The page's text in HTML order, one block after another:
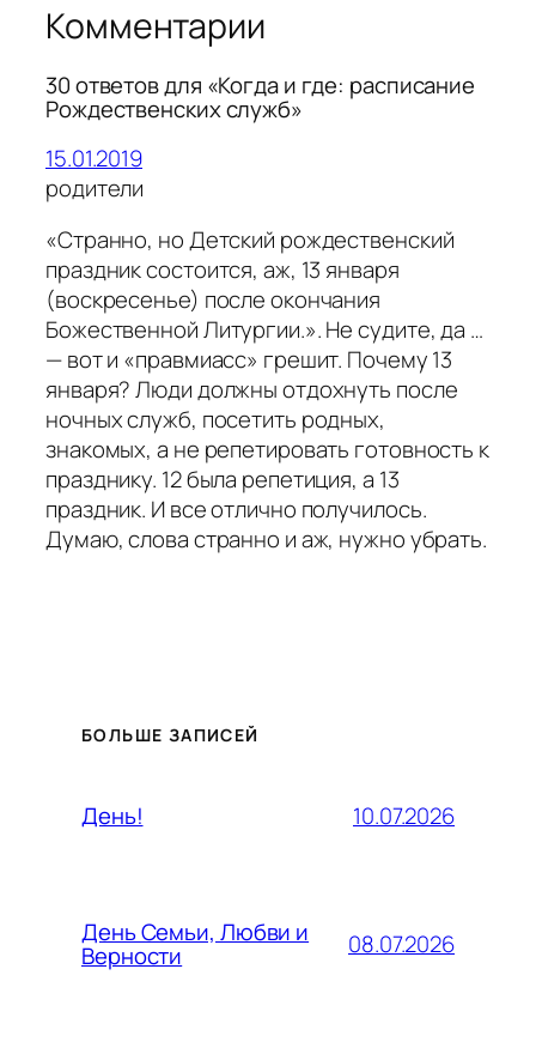
Комментарии
30 ответов для «Когда и где: расписание
Рождественских служб»
15.01.2019
родители
«Странно, но Детский рождественский
праздник состоится, аж, 13 января
(воскресенье) после окончания
Божественной Литургии.». Не судите, да …
— вот и «правмиасс» грешит. Почему 13
января? Люди должны отдохнуть после
ночных служб, посетить родных,
знакомых, а не репетировать готовность к
празднику. 12 была репетиция, а 13
праздник. И все отлично получилось.
Думаю, слова странно и аж, нужно убрать.
БОЛЬШЕ ЗАПИСЕЙ
День! 10.07.2026
День Семьи, Любви и
Верности 08.07.2026